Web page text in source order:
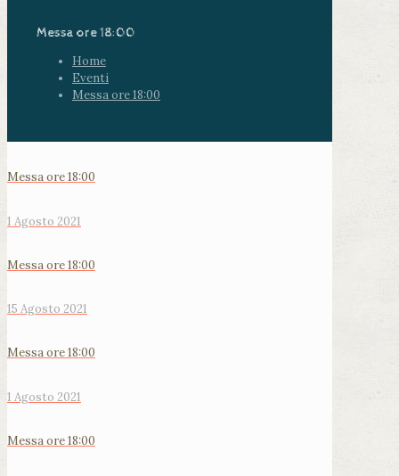
Messa ore 18:00
Home
Eventi
Messa ore 18:00
Messa ore 18:00
1 Agosto 2021
Messa ore 18:00
15 Agosto 2021
Messa ore 18:00
1 Agosto 2021
Messa ore 18:00